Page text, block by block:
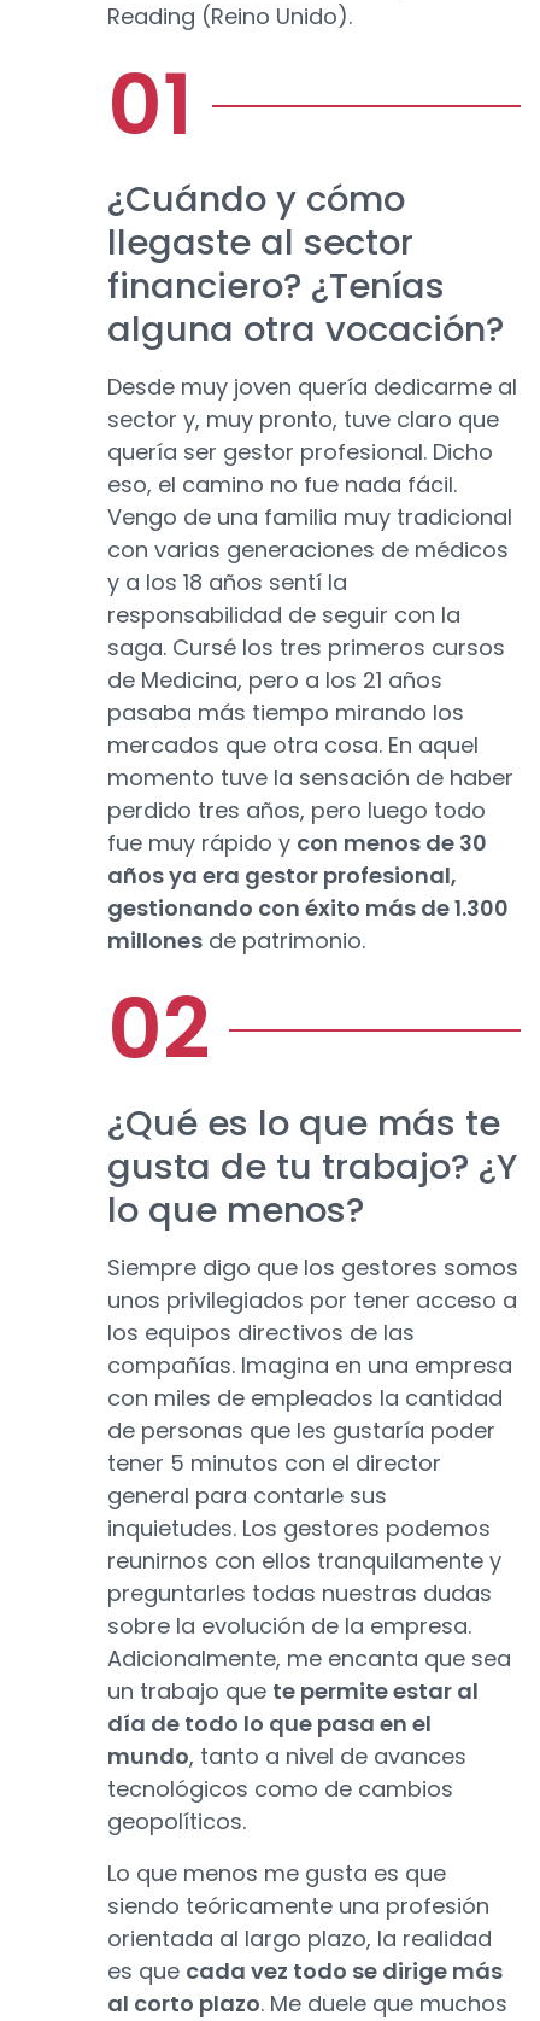
Reading (Reino Unido).
¿Cuándo y cómo
llegaste al sector
financiero? ¿Tenías
alguna otra vocación?
Desde muy joven quería dedicarme al
sector y, muy pronto, tuve claro que
quería ser gestor profesional. Dicho
eso, el camino no fue nada fácil.
Vengo de una familia muy tradicional
con varias generaciones de médicos
y a los 18 años sentí la
responsabilidad de seguir con la
saga. Cursé los tres primeros cursos
de Medicina, pero a los 21 años
pasaba más tiempo mirando los
mercados que otra cosa. En aquel
momento tuve la sensación de haber
perdido tres años, pero luego todo
fue muy rápido y con menos de 30
años ya era gestor profesional,
gestionando con éxito más de 1.300
millones de patrimonio.
¿Qué es lo que más te
gusta de tu trabajo? ¿Y
lo que menos?
Siempre digo que los gestores somos
unos privilegiados por tener acceso a
los equipos directivos de las
compañías. Imagina en una empresa
con miles de empleados la cantidad
de personas que les gustaría poder
tener 5 minutos con el director
general para contarle sus
inquietudes. Los gestores podemos
reunirnos con ellos tranquilamente y
preguntarles todas nuestras dudas
sobre la evolución de la empresa.
Adicionalmente, me encanta que sea
un trabajo que te permite estar al
día de todo lo que pasa en el
mundo, tanto a nivel de avances
tecnológicos como de cambios
geopolíticos.
Lo que menos me gusta es que
siendo teóricamente una profesión
orientada al largo plazo, la realidad
es que cada vez todo se dirige más
al corto plazo. Me duele que muchos